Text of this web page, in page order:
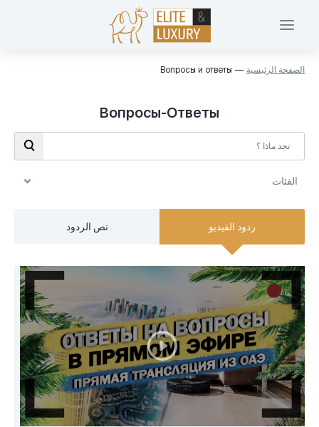
الصفحة الرئيسية Вопросы и ответы
Вопросы-Ответы
الفئات
الفئات
Инвестиции в Дубай (7)
Вебинары (4)
Законы ОАЭ (4)
Продажа недвижимости (3)
Обзоры недвижимости (3)
Интервью (2)
ردود الفيديو نص الردود